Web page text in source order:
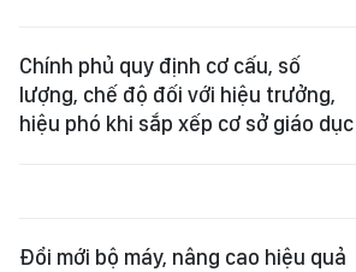
Chính phủ quy định cơ cấu, số
lượng, chế độ đối với hiệu trưởng,
hiệu phó khi sắp xếp cơ sở giáo dục
Đổi mới bộ máy, nâng cao hiệu quả